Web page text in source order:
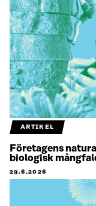
ARTIKEL
Företagens
biologisk
29.6.2026